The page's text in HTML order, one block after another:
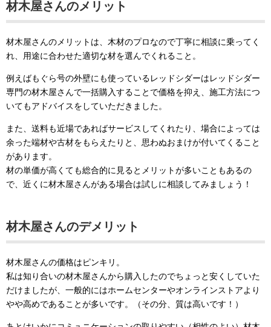
材木屋さんのメリット
材木屋さんのメリットは、木材のプロなので丁寧に相談に乗ってく
れ、用途に合わせた適切な材を選んでくれること。
例えばもぐら号の外壁にも使っているレッドシダーはレッドシダー
専門の材木屋さんで一括購入することで価格を抑え、施工方法につ
いてもアドバイスをしていただきました。
また、送料も近場であればサービスしてくれたり、場合によっては
余った端材や古材をもらえたりと、思わぬおまけが付いてくること
があります。
材の単価が高くても総合的に見るとメリットが多いこともあるの
で、近くに材木屋さんがある場合は試しに相談してみましょう！
材木屋さんのデメリット
材木屋さんの価格はピンキリ。
私は知り合いの材木屋さんから購入したのでちょっと安くしていた
だけましたが、一般的にはホームセンターやオンラインストアより
やや高めであることが多いです。（その分、質は高いです！）